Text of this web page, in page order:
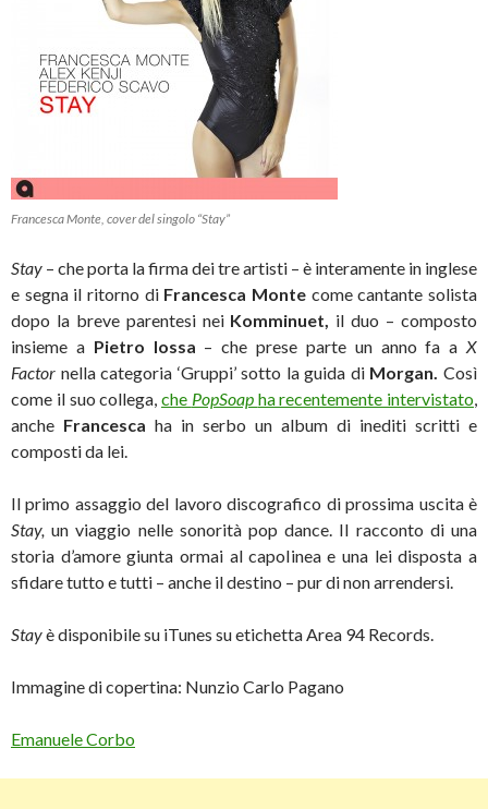
Francesca Monte, cover del singolo “Stay”
Stay – che porta la firma dei tre artisti – è interamente in inglese
e segna il ritorno di Francesca Monte come cantante solista
dopo la breve parentesi nei Komminuet, il duo – composto
insieme a Pietro Iossa – che prese parte un anno fa a X
Factor nella categoria ‘Gruppi’ sotto la guida di Morgan.Così
come il suo collega, che PopSoap ha recentemente intervistato
anche Francesca ha in serbo un album di inediti scritti e
composti da lei.
Il primo assaggio del lavoro discografico di prossima uscita è
Stay,un viaggio nelle sonorità pop dance. Il racconto di una
storia d’amore giunta ormai al capolinea e una lei disposta a
sfidare tutto e tutti – anche il destino – pur di non arrendersi.
Stayè disponibile su iTunes su etichetta Area 94 Records.
Immagine di copertina: Nunzio Carlo Pagano
Emanuele Corbo